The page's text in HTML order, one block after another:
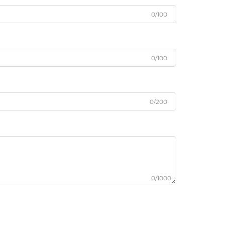
0/100
0/100
0/200
0/1000